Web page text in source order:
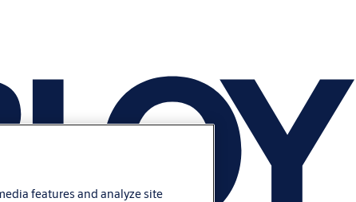
features and analyze site